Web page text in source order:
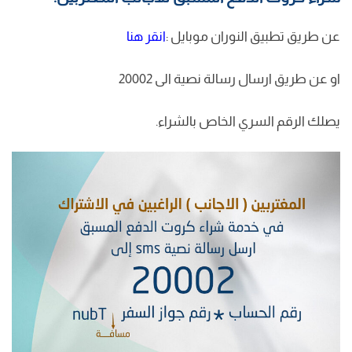
عن طريق تطبيق النوران موبايل :انقر هنا
او عن طريق ارسال رسالة نصية الى 20002
يصلك الرقم السري الخاص بالشراء.